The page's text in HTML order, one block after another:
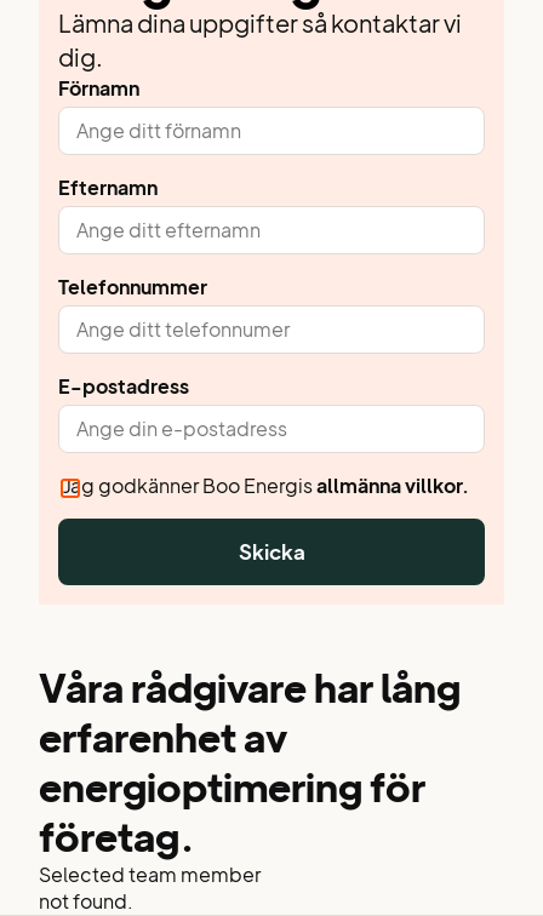
Lämna dina uppgifter så kontaktar vi
dig.
Förnamn
Efternamn
Telefonnummer
E-postadress
Jag godkänner Boo Energisallmänna villkor.
Skicka
Våra rådgivare har lång
erfarenhet av
energioptimering för
företag.
Selected team member
not found.